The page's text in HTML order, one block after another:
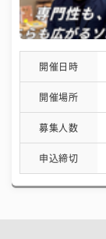
開催日時
開催場所
募集人数
申込締切